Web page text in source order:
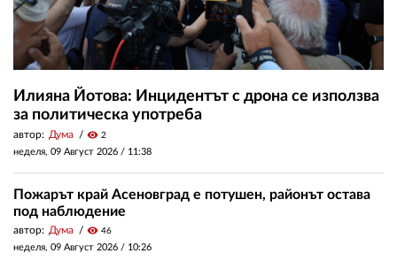
Илияна Йотова: Инцидентът с дрона се използва
за политическа употреба
автор: Дума visibility 2
неделя, 09 Август 2026 / 11:38
Пожарът край Асеновград е потушен, районът остава
под наблюдение
автор: Дума visibility 46
неделя, 09 Август 2026 / 10:26